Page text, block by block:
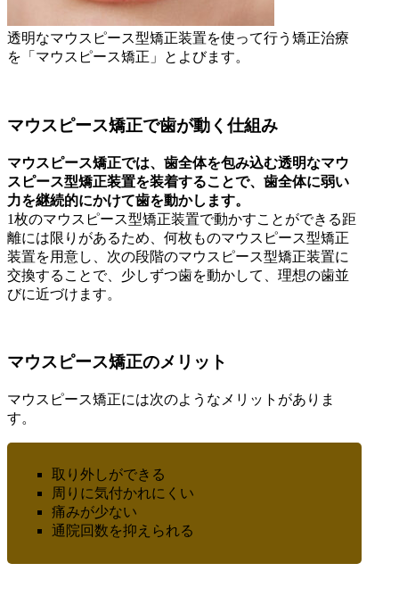
透明なマウスピース型矯正装置を使って行う矯正治療
を「マウスピース矯正」とよびます。
マウスピース矯正で歯が動く仕組み
マウスピース矯正では、歯全体を包み込む透明なマウ
スピース型矯正装置を装着することで、歯全体に弱い
力を継続的にかけて歯を動かします。
1枚のマウスピース型矯正装置で動かすことができる距
離には限りがあるため、何枚ものマウスピース型矯正
装置を用意し、次の段階のマウスピース型矯正装置に
交換することで、少しずつ歯を動かして、理想の歯並
びに近づけます。
マウスピース矯正のメリット
マウスピース矯正には次のようなメリットがありま
す。
取り外しができる
周りに気付かれにくい
痛みが少ない
通院回数を抑えられる